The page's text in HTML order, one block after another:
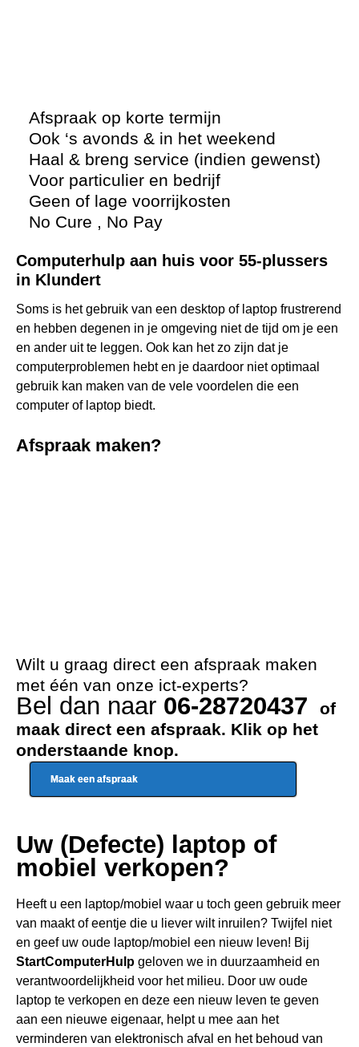
Afspraak op korte termijn
Ook ‘s avonds & in het weekend
Haal & breng service (indien gewenst)
Voor particulier en bedrijf
Geen of lage voorrijkosten
No Cure , No Pay
Computerhulp aan huis voor 55-plussers
in Klundert
Soms is het gebruik van een desktop of laptop frustrerend
en hebben degenen in je omgeving niet de tijd om je een
en ander uit te leggen. Ook kan het zo zijn dat je
computerproblemen hebt en je daardoor niet optimaal
gebruik kan maken van de vele voordelen die een
computer of laptop biedt.
Afspraak maken?
Wilt u graag direct een afspraak maken
met één van onze ict-experts?
Bel dan naar 06-28720437
of
maak direct een afspraak. Klik op het
onderstaande knop.
Maak een afspraak
Uw (Defecte) laptop of
mobiel verkopen?
Heeft u een laptop/mobiel waar u toch geen gebruik meer
van maakt of eentje die u liever wilt inruilen? Twijfel niet
en geef uw oude laptop/mobiel een nieuw leven! Bij
StartComputerHulp geloven we in duurzaamheid en
verantwoordelijkheid voor het milieu. Door uw oude
laptop te verkopen en deze een nieuw leven te geven
aan een nieuwe eigenaar, helpt u mee aan het
verminderen van elektronisch afval en het behoud van